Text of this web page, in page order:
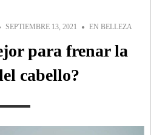
SEPTIEMBRE 13, 2021 EN BELLEZA
para frenar la
cabello?